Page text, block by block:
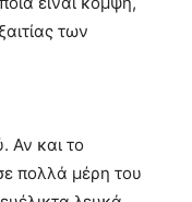
των
Αν και το
πολλά μέρη του